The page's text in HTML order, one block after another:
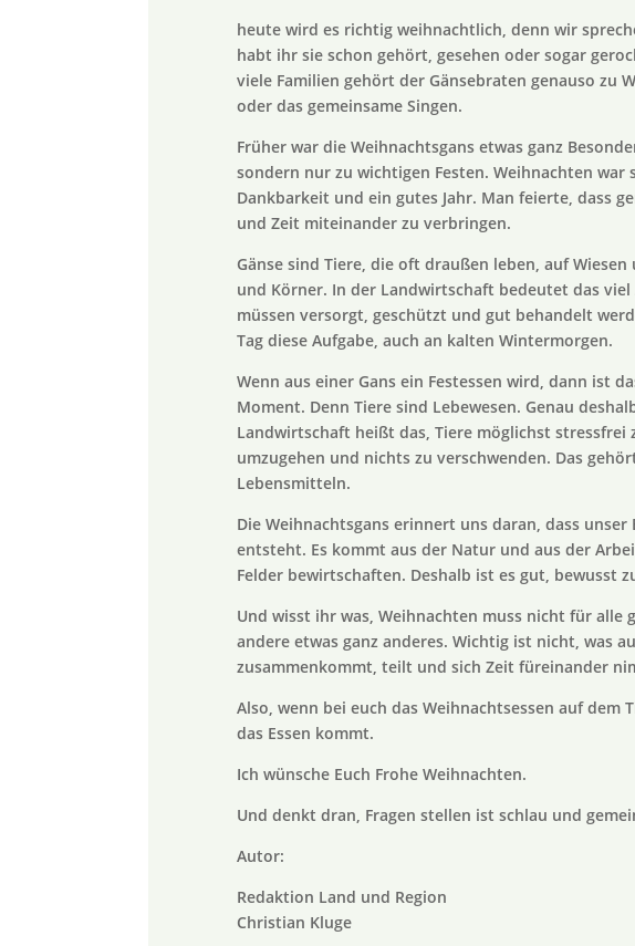
heute wird es richtig weihnachtlich, denn wir
habt ihr sie schon gehört, gesehen oder sogar
viele Familien gehört der Gänsebraten genauso zu
oder das gemeinsame Singen.
Früher war die Weihnachtsgans etwas ganz
sondern nur zu wichtigen Festen. Weihnachten war
Dankbarkeit und ein gutes Jahr. Man feierte, dass
und Zeit miteinander zu verbringen.
Gänse sind Tiere, die oft draußen leben, auf
und Körner. In der Landwirtschaft bedeutet das
müssen versorgt, geschützt und gut behandelt
Tag diese Aufgabe, auch an kalten Wintermorgen.
Wenn aus einer Gans ein Festessen wird, dann ist
Moment. Denn Tiere sind Lebewesen. Genau
Landwirtschaft heißt das, Tiere möglichst
umzugehen und nichts zu verschwenden. Das
Lebensmitteln.
Die Weihnachtsgans erinnert uns daran, dass
entsteht. Es kommt aus der Natur und aus der
Felder bewirtschaften. Deshalb ist es gut, bewusst
Und wisst ihr was, Weihnachten muss nicht für alle
andere etwas ganz anderes. Wichtig ist nicht, was
zusammenkommt, teilt und sich Zeit füreinander
Also, wenn bei euch das Weihnachtsessen auf
das Essen kommt.
Ich wünsche Euch Frohe Weihnachten.
Und denkt dran, Fragen stellen ist schlau und
Autor:
Redaktion Land und Region
Christian Kluge